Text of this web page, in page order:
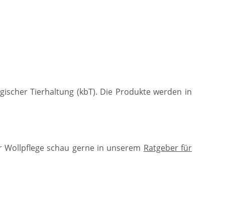
Tierhaltung (kbT). Die Produkte werden in
Wollpflege schau gerne in unserem Ratgeber für